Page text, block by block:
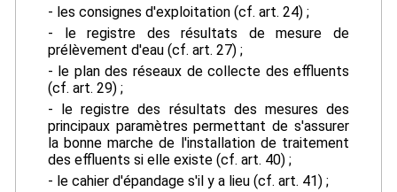
- les consignes d'exploitation (cf. art. 24) ;
- le registre des résultats de mesure de
prélèvement d'eau (cf. art. 27) ;
- le plan des réseaux de collecte des effluents
(cf. art. 29) ;
- le registre des résultats des mesures des
principaux paramètres permettant de s'assurer
la bonne marche de l'installation de traitement
des effluents si elle existe (cf. art. 40) ;
- le cahier d'épandage s'il y a lieu (cf. art. 41) ;